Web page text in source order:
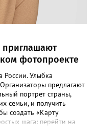
приглашают
фотопроекте
Улыбка
предлагают
портрет страны,
семьи, и получить
создать «Карту
шага: перейти на